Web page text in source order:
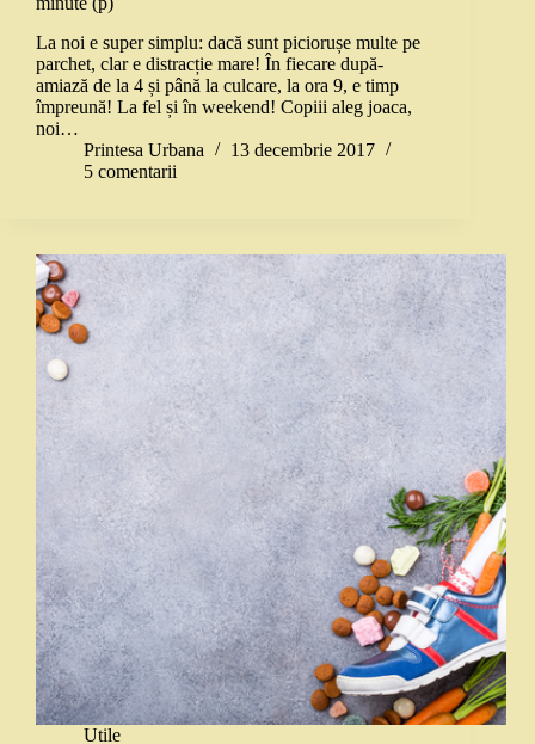
La noi e super simplu: dacă sunt piciorușe multe pe
parchet, clar e distracție mare! În fiecare după-
amiază de la 4 și până la culcare, la ora 9, e timp
împreună! La fel și în weekend! Copiii aleg joaca,
noi…
Printesa Urbana
13 decembrie 2017
5 comentarii
Utile